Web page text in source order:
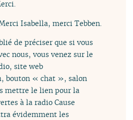
Isabella, merci Tebben.
de préciser que si vous
nous, vous venez sur le
site web
bouton « chat », salon
mettre le lien pour la
à la radio Cause
évidemment les